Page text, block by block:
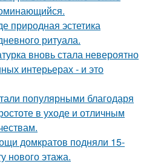
природная эстетика
ритуала.
вновь стала невероятно
интерьерах - и это
популярными благодаря
в уходе и отличным
домкратов подняли 15-
нового этажа.